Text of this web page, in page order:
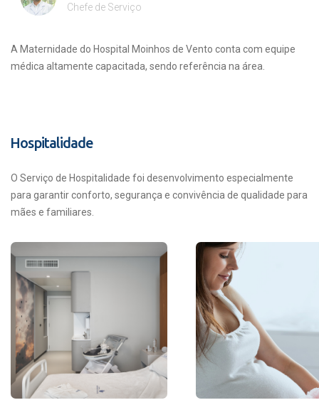
Chefe de Serviço
A Maternidade do Hospital Moinhos de Vento conta com equipe
médica altamente capacitada, sendo referência na área.
Hospitalidade
O Serviço de Hospitalidade foi desenvolvimento especialmente
para garantir conforto, segurança e convivência de qualidade para
mães e familiares.